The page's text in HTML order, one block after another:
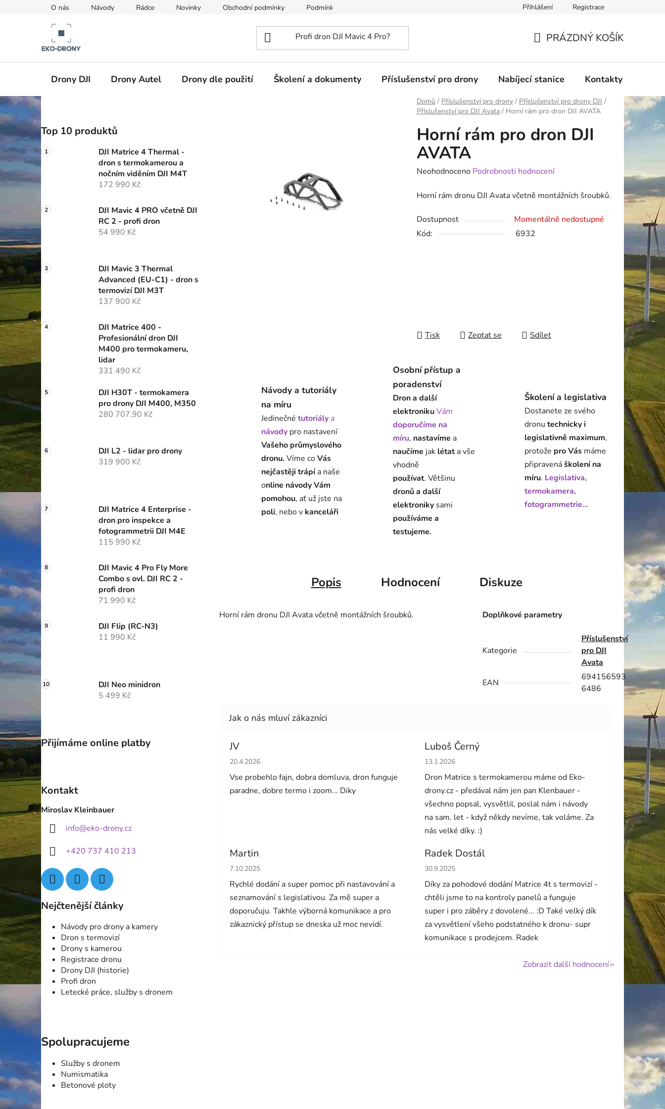
O nás Návody Rádce Novinky Obchodní podmínky Podmínky ochrany osobních údajů Přihlášení Registrace
KOŠÍK
PRÁZDNÝ KOŠÍK
Drony DJI Drony Autel Drony dle použití Školení a dokumenty Příslušenství pro drony Nabíjecí stanice Kontakty
Domů / Příslušenství pro drony / Příslušenství pro drony DJI /
Příslušenství pro DJI Avata / Horní rám pro dron DJI AVATA
o
s
t
r
a
n
í
p
a
n
e
l
Top 10 produktů
DJI Matrice 4 Thermal -
dron s termokamerou a
nočním viděním DJI M4T
172 990 Kč
DJI Mavic 4 PRO včetně DJI
RC 2 - profi dron
54 990 Kč
DJI Mavic 3 Thermal
Advanced (EU-C1) - dron s
termovizí DJI M3T
137 900 Kč
DJI Matrice 400 -
Profesionální dron DJI
M400 pro termokameru,
lidar
331 490 Kč
DJI H30T - termokamera
pro drony DJI M400, M350
280 707,90 Kč
DJI L2 - lidar pro drony
319 900 Kč
DJI Matrice 4 Enterprise -
dron pro inspekce a
fotogrammetrii DJI M4E
115 990 Kč
DJI Mavic 4 Pro Fly More
Combo s ovl. DJI RC 2 -
profi dron
71 990 Kč
DJI Flip (RC-N3)
11 990 Kč
DJI Neo minidron
5 499 Kč
Přijímáme online platby
Kontakt
Miroslav Kleinbauer
info@eko-drony.cz
+420 737 410 213
Nejčtenější články
Návody pro drony a kamery
Dron s termovizí
Drony s kamerou
Registrace dronu
Drony DJI (historie)
Profi dron
Letecké práce, služby s dronem
Spolupracujeme
Služby s dronem
Numismatika
Betonové ploty
Horní rám pro dron DJI
AVATA
Průměrné
produktu
0,0
z
Neohodnoceno Podrobnosti hodnocení
Horní rám dronu DJI Avata včetně montážních šroubků.
Dostupnost
Momentálně nedostupné
Kód:
6932
Tisk Zeptat se Sdílet
Návody a tutoriály
na míru
Jedinečné tutoriály a
návody pro nastavení
Vašeho průmyslového
dronu. Víme coVás
nejčastěji trápía naše
online návody Vám
pomohou, ať už jste na
poli, nebo v kanceláři
Osobní přístup a
poradenství
Dron a další
elektronikuVám
doporučíme na
míru, nastavíme a
naučíme jak létata vše
vhodně
používat. Většinu
dronů a další
elektroniky sami
používáme a
testujeme.
Školení a legislativa
Dostanete ze svého
dronu technicky i
legislativně maximum,
protože pro Vás máme
připravenáškolení na
míru. Legislativa,
termokamera,
fotogrammetrie...
Popis Hodnocení Diskuze
Horní rám dronu DJI Avata včetně montážních šroubků. Doplňkové parametry
Kategorie
Příslušenství
pro DJI
Avata
EAN
694156593
6486
JV
Hodnocení obchodu je 5 z 5 hvězdiček.
20.4.2026
Vse probehlo fajn, dobra domluva, dron funguje
paradne, dobre termo i zoom... Diky
Luboš Černý
Hodnocení obchodu je 5 z 5 hvězdiček.
13.1.2026
Dron Matrice s termokamerou máme od Eko-
drony.cz - předával nám jen pan Klenbauer -
všechno popsal, vysvětlil, poslal nám i návody
na sam. let - když někdy nevíme, tak voláme. Za
nás velké díky. :)
Martin
Hodnocení obchodu je 5 z 5 hvězdiček.
7.10.2025
Rychlé dodání a super pomoc při nastavování a
seznamování s legislativou. Za mě super a
doporučuju. Takhle výborná komunikace a pro
zákaznický přístup se dneska už moc nevidí.
Radek Dostál
Hodnocení obchodu je 5 z 5 hvězdiček.
30.9.2025
Díky za pohodové dodání Matrice 4t s termovizí -
chtěli jsme to na kontroly panelů a funguje
super i pro záběry z dovolené... :D Také velký dík
za vysvětlení všeho podstatného k dronu- supr
komunikace s prodejcem. Radek
Zobrazit další hodnocení